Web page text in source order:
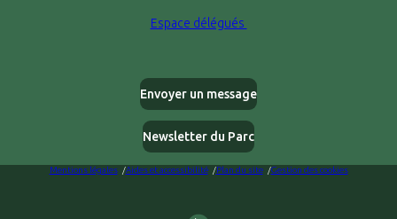
Espace délégués
Envoyer un message
Newsletter du Parc
Mentions légales Aides et accessibilité Plan du site Gestion des cookies